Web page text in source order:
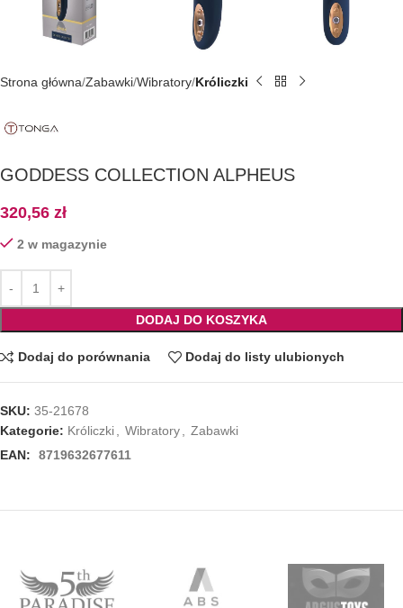
Strona główna Zabawki Wibratory Króliczki
GODDESS COLLECTION ALPHEUS
320,56 zł
2 w magazynie
DODAJ DO KOSZYKA
Dodaj do porównania Dodaj do listy ulubionych
SKU: 35-21678
Kategorie: Króliczki Wibratory
Zabawki
EAN:
8719632677611